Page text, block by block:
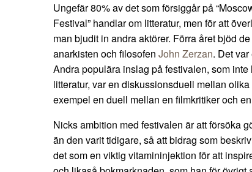
Ungefär 80% av det som försiggår på
Festival” handlar om litteratur, men för att
man bjudit in andra aktörer. Förra året bjöd
anarkisten och filosofen John Zerzan. Det
Andra populära inslag på festivalen, som
litteratur, var en diskussionsduell mellan
exempel en duell mellan en filmkritiker och
Nicks ambition med festivalen är att försöka
än den varit tidigare, så att bidrag som
det som en viktig vitamininjektion för att